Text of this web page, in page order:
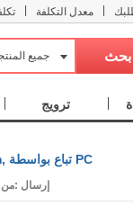
معدل التكلفة
جميع
ترويج
سبائك الزنك موصل, زهرة, مطلي, ديي & أجوف, 38x15mm, تباع بواسطة PC
إرسال :من 7 إلى 15 يوما